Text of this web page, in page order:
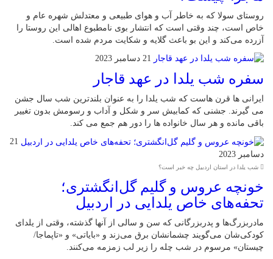
روستای سولا که به خاطر آب و هوای طبیعی و معتدلش شهره عام و
خاص است، چند وقتی است که انتشار بوی نامطبوع اهالی این روستا را
آزرده می‌کند و این بو باعث گلایه و شکایت مردم شده است.
21 دسامبر 2023
سفره شب یلدا در عهد قاجار
ایرانی ها قرن هاست که شب یلدا را به عنوان بلندترین شب سال جشن
می گیرند. جشنی که کمابیش سر و شکل و آداب و رسومش بدون تغییر
باقی مانده و هر سال خانواده ها را دور هم جمع می کند.
21
دسامبر 2023
شب یلدا در استان اردبیل چه خبر است؟
خونچه عروس و گلیم گل‌انگشتری؛
تحفه‌های خاص یلدایی در اردبیل
مادربزرگ‌ها و پدربزرگانی که سن و سالی از آنها گذشته، وقتی از یلدای
کودکی‌شان می‌گویند چشمانشان برق می‌زند و «بایاتی» و «تاپماجا/
چیستان» مرسوم در شب چله را زیر لب زمزمه می‌کنند.